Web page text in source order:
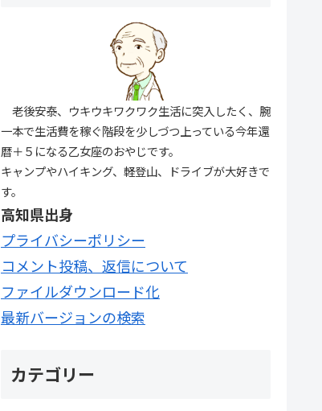
老後安泰、ウキウキワクワク生活に突入したく、腕
一本で生活費を稼ぐ階段を少しづつ上っている今年還
暦＋５になる乙女座のおやじです。
キャンプやハイキング、軽登山、ドライブが大好きで
す。
高知県出身
プライバシーポリシー
コメント投稿、返信について
ファイルダウンロード化
最新バージョンの検索
カテゴリー